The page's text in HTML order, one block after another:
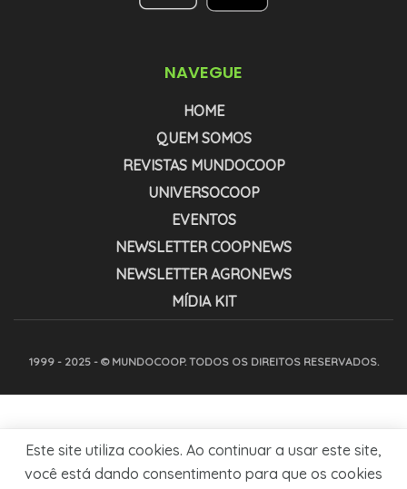
NAVEGUE
HOME
QUEM SOMOS
REVISTAS MUNDOCOOP
UNIVERSOCOOP
EVENTOS
NEWSLETTER COOPNEWS
NEWSLETTER AGRONEWS
MÍDIA KIT
1999 - 2025 - © MUNDOCOOP. TODOS OS DIREITOS RESERVADOS.
Este site utiliza cookies. Ao continuar a usar este site,
você está dando consentimento para que os cookies